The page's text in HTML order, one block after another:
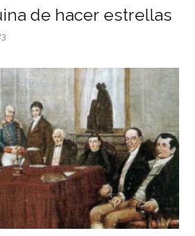
de hacer estrellas